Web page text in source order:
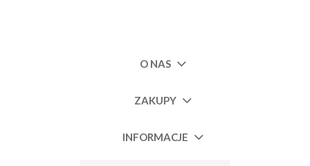
O NAS
ZAKUPY
INFORMACJE